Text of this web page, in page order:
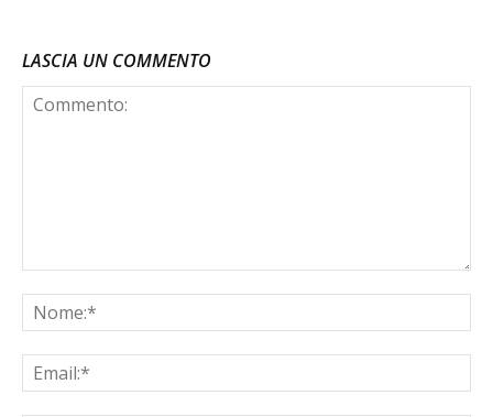
LASCIA UN COMMENTO